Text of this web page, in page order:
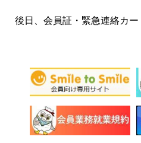
後日、会員証・緊急連絡カー